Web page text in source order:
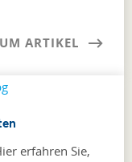
ARTIKEL
erfahren Sie,